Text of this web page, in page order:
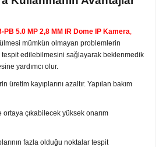
PB 5.0 MP 2,8 MM IR Dome IP Kamera
mümkün olmayan problemlerin
tespit edilebilmesini sağlayarak beklenmedik
yardımcı olur.
üretim kayıplarını azaltır. Yapılan bakım
çıkabilecek yüksek onarım
fazla olduğu noktalar tespit